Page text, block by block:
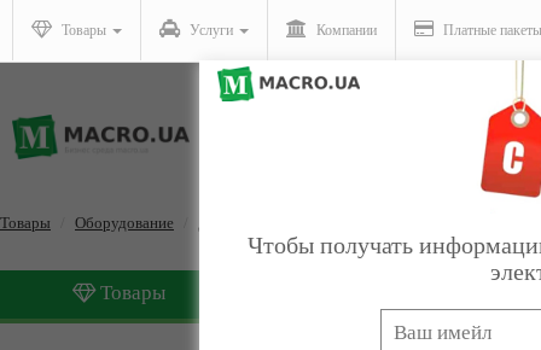
Товары Услуги Компании Платные пакеты
Товары Оборудование
Товары
Чтобы получать